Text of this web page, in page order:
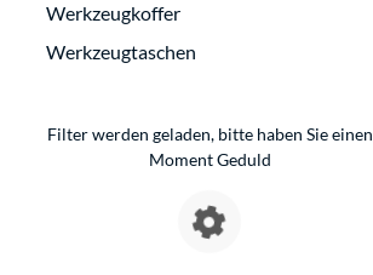
Werkzeugkoffer
Werkzeugtaschen
Filter werden geladen, bitte haben Sie einen
Moment Geduld